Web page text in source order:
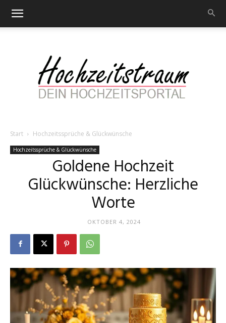
Portal
Start Hochzeitssprüche & Glückwünsche
Hochzeitssprüche & Glückwünsche
Goldene Hochzeit
Glückwünsche: Herzliche
Worte
OKTOBER 4, 2024